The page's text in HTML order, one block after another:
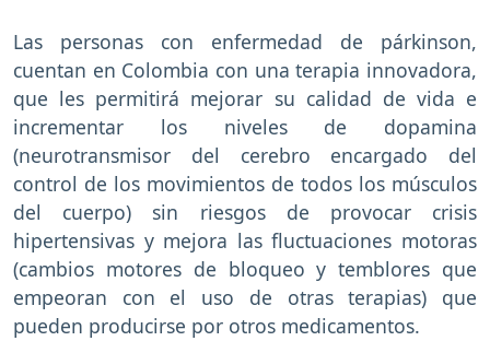
Las personas con enfermedad de párkinson,
cuentan en Colombia con una terapia innovadora,
que les permitirá mejorar su calidad de vida e
incrementar los niveles de dopamina
(neurotransmisor del cerebro encargado del
control de los movimientos de todos los músculos
del cuerpo) sin riesgos de provocar crisis
hipertensivas y mejora las fluctuaciones motoras
(cambios motores de bloqueo y temblores que
empeoran con el uso de otras terapias) que
pueden producirse por otros medicamentos.